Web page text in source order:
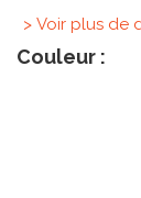
> Voir plus de
Couleur :